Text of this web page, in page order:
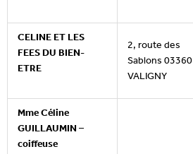
CELINE ET LES
FEES DU BIEN-
ETRE
2, route des
Sablons 03360
VALIGNY
Mme Céline
GUILLAUMIN –
coiffeuse